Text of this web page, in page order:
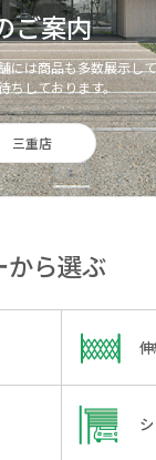
ご案内
には商品も多数展示し
ちしております。
三重店
から選ぶ